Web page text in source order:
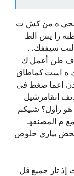
ه من كش ت
را يس الط
سيففك. .
رف طن أعمل ك
ه است كماطاق
اعما ضغط في
انقامرشيل
رأول؟ شبيكم
م المصنفهـ
تحض بياري خلوص
إذ تار جميع قل